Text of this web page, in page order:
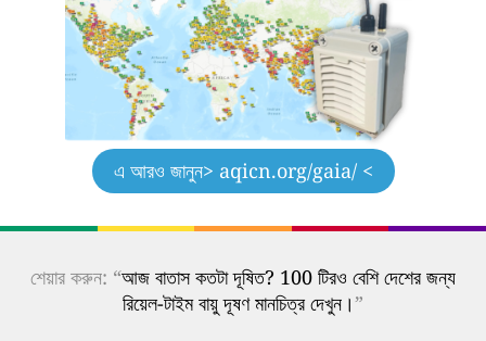
এ আরও জানুন> aqicn.org/gaia/ <
শেয়ার করুন: “আজ বাতাস কতটা দূষিত? 100 টিরও বেশি দেশের জন্য
রিয়েল-টাইম বায়ু দূষণ মানচিত্র দেখুন।”